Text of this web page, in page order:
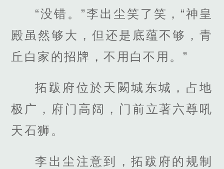
“没错。”李出尘笑了笑，“神皇
殿虽然够大，但还是底蕴不够，青
丘白家的招牌，不用白不用。”
拓跋府位於天闕城东城，占地
极广，府门高阔，门前立著六尊吼
天石狮。
李出尘注意到，拓跋府的规制